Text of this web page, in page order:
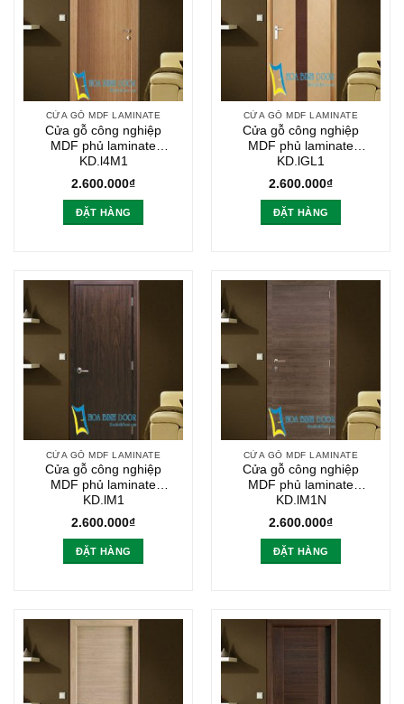
CỬA GỖ MDF LAMINATE
Cửa gỗ công nghiệp
MDF phủ laminate
KD.l4M1
2.600.000₫
ĐẶT HÀNG
CỬA GỖ MDF LAMINATE
Cửa gỗ công nghiệp
MDF phủ laminate
KD.lGL1
2.600.000₫
ĐẶT HÀNG
CỬA GỖ MDF LAMINATE
Cửa gỗ công nghiệp
MDF phủ laminate
KD.lM1
2.600.000₫
ĐẶT HÀNG
CỬA GỖ MDF LAMINATE
Cửa gỗ công nghiệp
MDF phủ laminate
KD.lM1N
2.600.000₫
ĐẶT HÀNG